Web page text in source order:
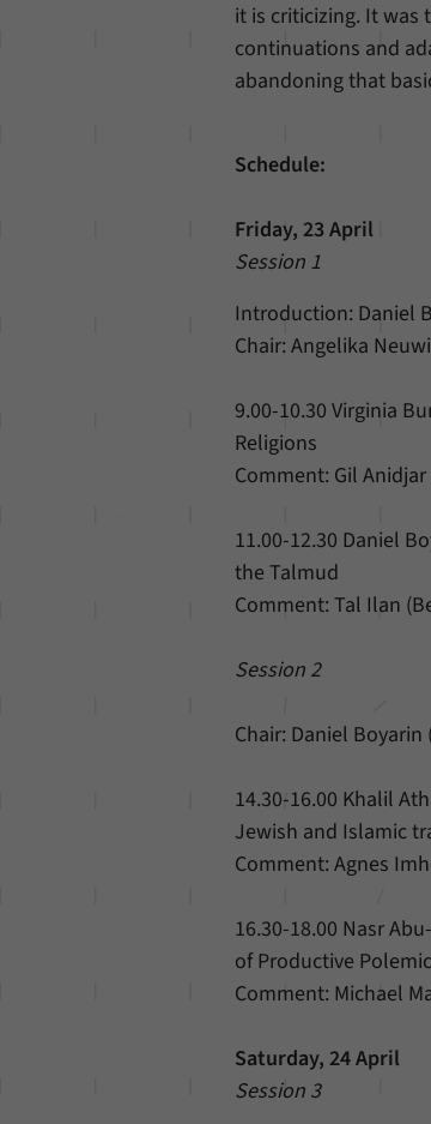
it is criticizing. It
continuations and
abandoning that
Schedule:
Friday, 23 April
Session 1
Introduction: Daniel
Chair: Angelika
9.00-10.30 Virginia
Religions
Comment: Gil
11.00-12.30 Daniel
the Talmud
Comment: Tal Ilan
Session 2
Chair: Daniel Boyarin
14.30-16.00 Khalil
Jewish and Islamic
Comment: Agnes
16.30-18.00 Nasr
of Productive
Comment: Michael
Saturday, 24 April
Session 3